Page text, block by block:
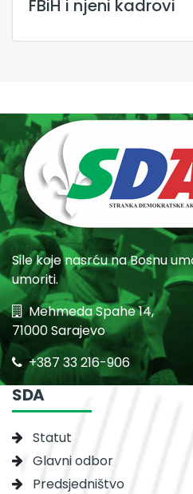
FBiH i njeni kadrovi
Sile koje nasrću na Bosnu
umoriti.
Mehmeda Spahe 14,
71000 Sarajevo
+387 33 216-906
SDA
Statut
Glavni odbor
Predsjedništvo